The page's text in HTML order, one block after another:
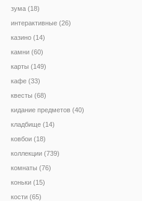
зума (18)
интерактивные (26)
казино (14)
камни (60)
карты (149)
кафе (33)
квесты (68)
кидание предметов (40)
кладбище (14)
ковбои (18)
коллекции (739)
комнаты (76)
коньки (15)
кости (65)